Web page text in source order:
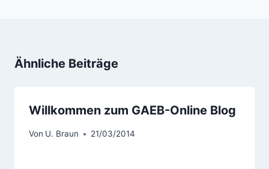
Ähnliche Beiträge
Willkommen zum GAEB-Online Blog
Von U. Braun 21/03/2014